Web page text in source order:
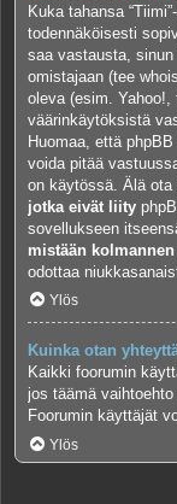
Kuka tahansa
todennäköisesti
saa vastausta,
omistajaan (tee
oleva (esim.
väärinkäytöksistä
Huomaa, että
voida pitää
on käytössä. Älä
jotka eivät liity
sovellukseen
mistään
odottaa
Ylös
Kuinka otan
Kaikki foorumin
jos täämä
Foorumin käyttäjät
Ylös